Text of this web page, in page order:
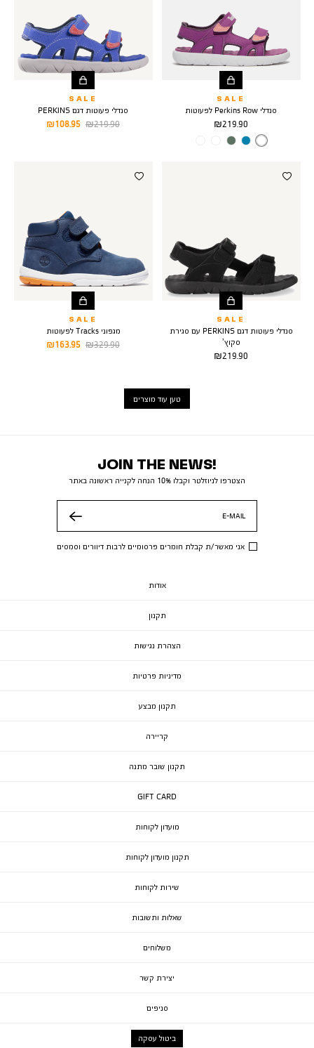
SALE
סנדלי Perkins Row לפעוטות
מחיר
מוצר
219.90 ₪
צבע
BRIGHT
PURPLE
SALE
סנדלי פעוטות דגם PERKINS
מחיר
108.95 ₪
מחיר
219.90 ₪
SALE
סנדלי פעוטות דגם PERKINS עם סגירת
סקוץ’
מחיר
219.90 ₪
SALE
מגפוני Tracks לפעוטות
מחיר
163.95 ₪
מחיר
329.90 ₪
טען עוד מוצרים
JOIN THE NEWS!
הצטרפו לניוזלטר וקבלו 10% הנחה לקנייה ראשונה באתר
E-MAIL
אני מאשר/ת קבלת חומרים פרסומיים לרבות דיוורים וסמסים
אודות
תקנון
הצהרת נגישות
מדיניות פרטיות
תקנון מבצע
קריירה
תקנון שובר מתנה
GIFT CARD
מועדון לקוחות
תקנון מועדון לקוחות
שירות לקוחות
שאלות ותשובות
משלוחים
יצירת קשר
סניפים
ביטול עסקה